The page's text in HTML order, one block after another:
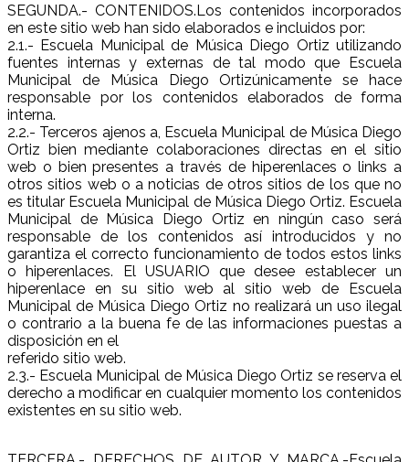
SEGUNDA.- CONTENIDOS.Los contenidos incorporados
en este sitio web han sido elaborados e incluidos por:
2.1.- Escuela Municipal de Música Diego Ortiz utilizando
fuentes internas y externas de tal modo que Escuela
Municipal de Música Diego Ortizúnicamente se hace
responsable por los contenidos elaborados de forma
interna.
2.2.- Terceros ajenos a, Escuela Municipal de Música Diego
Ortiz bien mediante colaboraciones directas en el sitio
web o bien presentes a través de hiperenlaces o links a
otros sitios web o a noticias de otros sitios de los que no
es titular Escuela Municipal de Música Diego Ortiz. Escuela
Municipal de Música Diego Ortiz en ningún caso será
responsable de los contenidos así introducidos y no
garantiza el correcto funcionamiento de todos estos links
o hiperenlaces. El USUARIO que desee establecer un
hiperenlace en su sitio web al sitio web de Escuela
Municipal de Música Diego Ortiz no realizará un uso ilegal
o contrario a la buena fe de las informaciones puestas a
disposición en el
referido sitio web.
2.3.- Escuela Municipal de Música Diego Ortiz se reserva el
derecho a modificar en cualquier momento los contenidos
existentes en su sitio web.